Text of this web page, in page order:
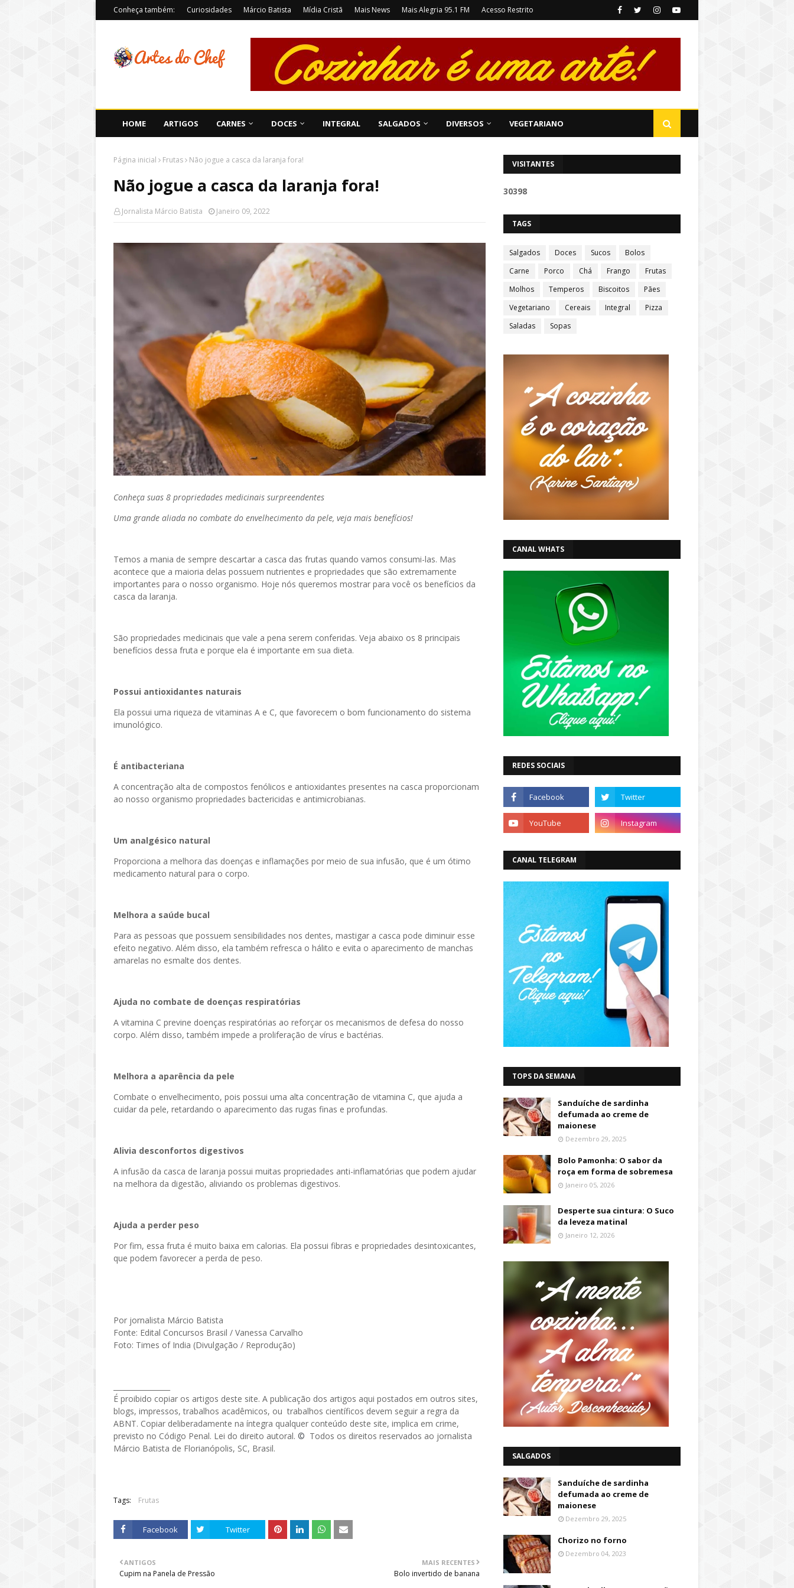
Conheça também: Curiosidades Márcio Batista Mídia Cristã Mais News Mais Alegria 95.1 FM Acesso Restrito
HOME ARTIGOS CARNES DOCES INTEGRAL SALGADOS DIVERSOS VEGETARIANO
Página inicial Frutas Não jogue a casca da laranja fora!
Não jogue a casca da laranja fora!
Jornalista Márcio Batista Janeiro 09, 2022
Conheça suas 8 propriedades medicinais surpreendentes
Uma grande aliada no combate do envelhecimento da pele, veja mais benefícios!
Temos a mania de sempre descartar a casca das frutas quando vamos consumi-las. Mas
acontece que a maioria delas possuem nutrientes e propriedades que são extremamente
importantes para o nosso organismo. Hoje nós queremos mostrar para você os benefícios da
casca da laranja.
São propriedades medicinais que vale a pena serem conferidas. Veja abaixo os 8 principais
benefícios dessa fruta e porque ela é importante em sua dieta.
Possui antioxidantes naturais
Ela possui uma riqueza de vitaminas A e C, que favorecem o bom funcionamento do sistema
imunológico.
É antibacteriana
A concentração alta de compostos fenólicos e antioxidantes presentes na casca proporcionam
ao nosso organismo propriedades bactericidas e antimicrobianas.
Um analgésico natural
Proporciona a melhora das doenças e inflamações por meio de sua infusão, que é um ótimo
medicamento natural para o corpo.
Melhora a saúde bucal
Para as pessoas que possuem sensibilidades nos dentes, mastigar a casca pode diminuir esse
efeito negativo. Além disso, ela também refresca o hálito e evita o aparecimento de manchas
amarelas no esmalte dos dentes.
Ajuda no combate de doenças respiratórias
A vitamina C previne doenças respiratórias ao reforçar os mecanismos de defesa do nosso
corpo. Além disso, também impede a proliferação de vírus e bactérias.
Melhora a aparência da pele
Combate o envelhecimento, pois possui uma alta concentração de vitamina C, que ajuda a
cuidar da pele, retardando o aparecimento das rugas finas e profundas.
Alivia desconfortos digestivos
A infusão da casca de laranja possui muitas propriedades anti-inflamatórias que podem ajudar
na melhora da digestão, aliviando os problemas digestivos.
Ajuda a perder peso
Por fim, essa fruta é muito baixa em calorias. Ela possui fibras e propriedades desintoxicantes,
que podem favorecer a perda de peso.
Por jornalista Márcio Batista
Fonte: Edital Concursos Brasil / Vanessa Carvalho
Foto: Times of India (Divulgação / Reprodução)
É proibido copiar os artigos deste site. A publicação dos artigos aqui postados em outros sites,
blogs, impressos, trabalhos acadêmicos, ou trabalhos científicos devem seguir a regra da
ABNT. Copiar deliberadamente na íntegra qualquer conteúdo deste site, implica em crime,
previsto no Código Penal. Lei do direito autoral. © Todos os direitos reservados ao jornalista
Márcio Batista de Florianópolis, SC, Brasil.
Tags: Frutas
Facebook Twitter
MAIS RECENTES
Bolo invertido de banana
ANTIGOS
Cupim na Panela de Pressão
VISITANTES
30398
TAGS
Salgados Doces Sucos
Bolos
Carne
Porco Chá Frango
Frutas
Molhos
Temperos Biscoitos
Pães
Vegetariano
Cereais Integral
Pizza
Saladas
Sopas
CANAL WHATS
REDES SOCIAIS
CANAL TELEGRAM
TOPS DA SEMANA
Sanduíche de sardinha
defumada ao creme de
maionese
Dezembro 29, 2025
Bolo Pamonha: O sabor da
roça em forma de sobremesa
Janeiro 05, 2026
Desperte sua cintura: O Suco
da leveza matinal
Janeiro 12, 2026
SALGADOS
Sanduíche de sardinha
defumada ao creme de
maionese
Dezembro 29, 2025
Chorizo no forno
Dezembro 04, 2023